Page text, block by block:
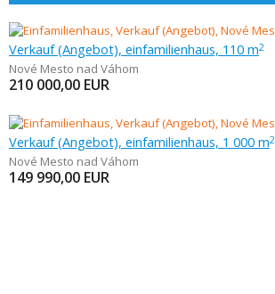
Verkauf (Angebot), einfamilienhaus, 110 m2
Nové Mesto nad Váhom
210 000,00 EUR
Verkauf (Angebot), einfamilienhaus, 1 000 m2
Nové Mesto nad Váhom
149 990,00 EUR